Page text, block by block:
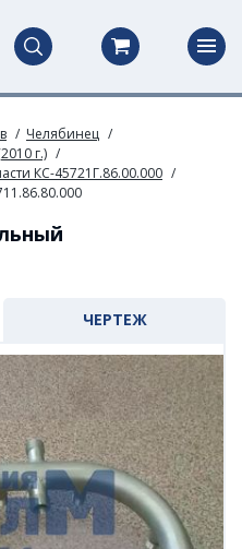
Челябинец
г.)
КС-45721Г.86.00.000
ЧЕРТЕЖ